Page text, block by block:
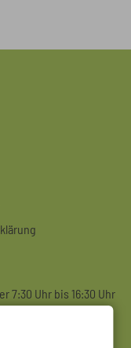
7:30 Uhr bis 16:30 Uhr
oder 16:30 Uhr